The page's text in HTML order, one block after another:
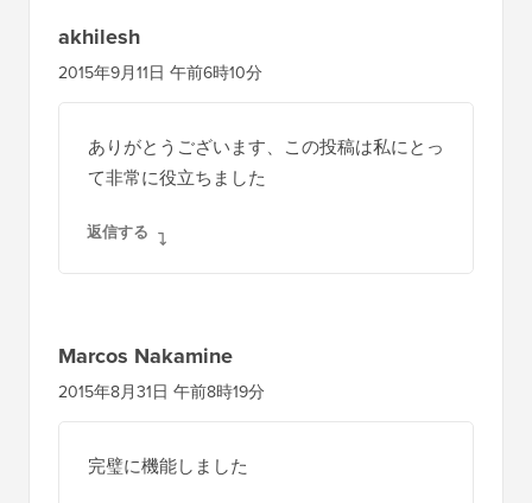
akhilesh
2015年9月11日 午前6時10分
ありがとうございます、この投稿は私にとっ
て非常に役立ちました
返信する
Marcos Nakamine
2015年8月31日 午前8時19分
完璧に機能しました